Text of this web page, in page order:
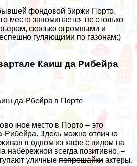
фондовой биржи Порто.
место запоминается не столько
сколько огромными и
гуляющими по газонам:)
Каиш да Рибейра
да-Рбейра в Порто
место в Порто – это
Рибейра. Здесь можно отлично
в одном из кафе с видом на
набережной всегда позитивно, –
уличные попрошайки актеры.